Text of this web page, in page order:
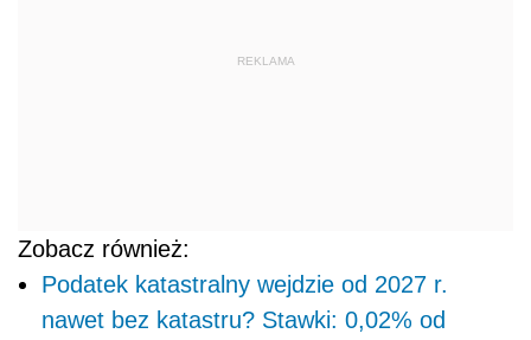
REKLAMA
Zobacz również:
Podatek katastralny wejdzie od 2027 r.
nawet bez katastru? Stawki: 0,02% od